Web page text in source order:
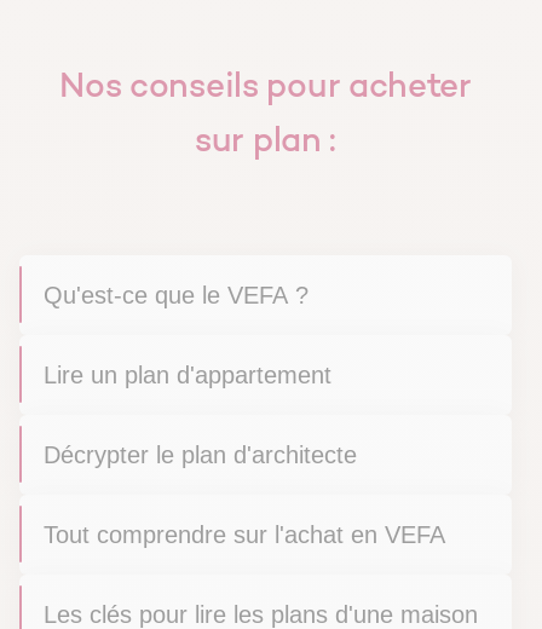
Nos conseils pour acheter
sur plan :
Qu'est-ce que le VEFA ?
Lire un plan d'appartement
Décrypter le plan d'architecte
Tout comprendre sur l'achat en VEFA
Les clés pour lire les plans d'une maison